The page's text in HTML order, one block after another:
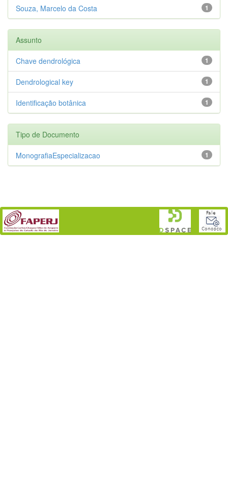
1
Souza, Marcelo da Costa
Assunto
1
Chave dendrológica
1
Dendrological key
1
Identificação botânica
Tipo de Documento
1
MonografiaEspecializacao